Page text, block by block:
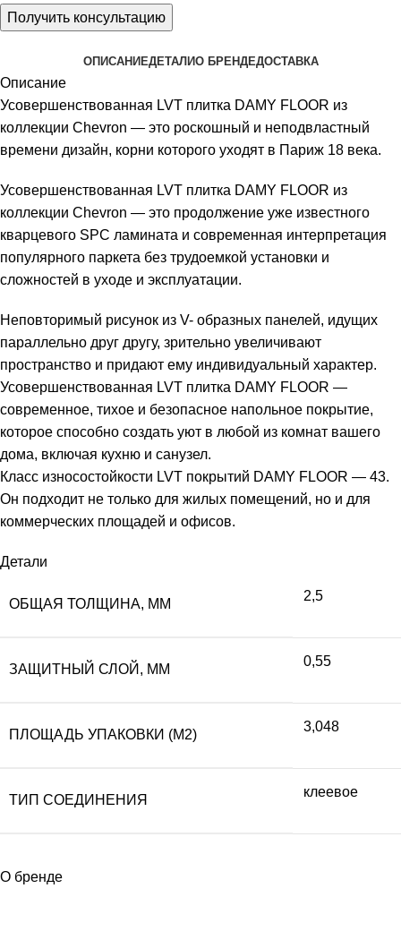
ОПИСАНИЕДЕТАЛИО БРЕНДЕДОСТАВКА
Описание
Усовершенствованная LVT плитка DAMY FLOOR из
коллекции Chevron — это роскошный и неподвластный
времени дизайн, корни которого уходят в Париж 18 века.
Усовершенствованная LVT плитка DAMY FLOOR из
коллекции Chevron — это продолжение уже известного
кварцевого SPC ламината и современная интерпретация
популярного паркета без трудоемкой установки и
сложностей в уходе и эксплуатации.
Неповторимый рисунок из V- образных панелей, идущих
параллельно друг другу, зрительно увеличивают
пространство и придают ему индивидуальный характер.
Усовершенствованная LVT плитка DAMY FLOOR —
современное, тихое и безопасное напольное покрытие,
которое способно создать уют в любой из комнат вашего
дома, включая кухню и санузел.
Класс износостойкости LVT покрытий DAMY FLOOR — 43.
Он подходит не только для жилых помещений, но и для
коммерческих площадей и офисов.
Детали
ОБЩАЯ ТОЛЩИНА, ММ
2,5
ЗАЩИТНЫЙ СЛОЙ, ММ
0,55
ПЛОЩАДЬ УПАКОВКИ (М2)
3,048
ТИП СОЕДИНЕНИЯ
клеевое
О бренде